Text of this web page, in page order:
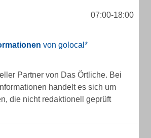
07:00-18:00
von golocal*
Partner von Das Örtliche. Bei
handelt es sich um
die nicht redaktionell geprüft